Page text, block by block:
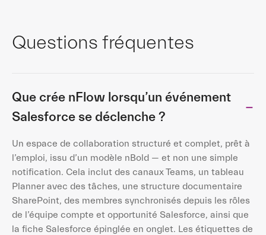
Questions fréquentes
Que crée nFlow lorsqu’un événement
Salesforce se déclenche ?
Un espace de collaboration structuré et complet, prêt à
l’emploi, issu d’un modèle nBold — et non une simple
notification. Cela inclut des canaux Teams, un tableau
Planner avec des tâches, une structure documentaire
SharePoint, des membres synchronisés depuis les rôles
de l’équipe compte et opportunité Salesforce, ainsi que
la fiche Salesforce épinglée en onglet. Les étiquettes de